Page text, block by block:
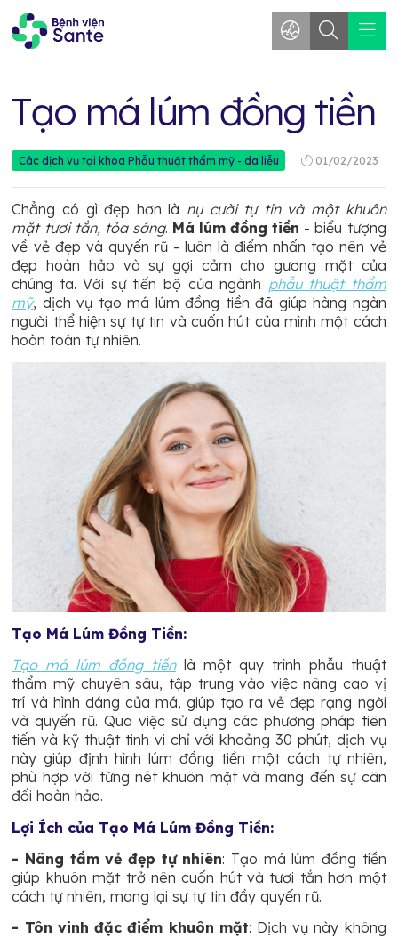
Tạo má lúm đồng tiền
Các dịch vụ tại khoa Phẫu thuật thẩm mỹ - da liễu 01/02/2023
Chẳng có gì đẹp hơn là nụ cười tự tin và một khuôn
mặt tươi tắn, tỏa sáng. Má lúm đồng tiền - biểu tượng
về vẻ đẹp và quyến rũ - luôn là điểm nhấn tạo nên vẻ
đẹp hoàn hảo và sự gợi cảm cho gương mặt của
chúng ta. Với sự tiến bộ của ngành phẫu thuật thẩm
mỹ, dịch vụ tạo má lúm đồng tiền đã giúp hàng ngàn
người thể hiện sự tự tin và cuốn hút của mình một cách
hoàn toàn tự nhiên.
Tạo Má Lúm Đồng Tiền:
Tạo má lúm đồng tiềnlà một quy trình phẫu thuật
thẩm mỹ chuyên sâu, tập trung vào việc nâng cao vị
trí và hình dáng của má, giúp tạo ra vẻ đẹp rạng ngời
và quyến rũ. Qua việc sử dụng các phương pháp tiên
tiến và kỹ thuật tinh vi chỉ với khoảng 30 phút, dịch vụ
này giúp định hình lúm đồng tiền một cách tự nhiên,
phù hợp với từng nét khuôn mặt và mang đến sự cân
đối hoàn hảo.
Lợi Ích của Tạo Má Lúm Đồng Tiền:
- Nâng tầm vẻ đẹp tự nhiên: Tạo má lúm đồng tiền
giúp khuôn mặt trở nên cuốn hút và tươi tắn hơn một
cách tự nhiên, mang lại sự tự tin đầy quyến rũ.
- Tôn vinh đặc điểm khuôn mặt: Dịch vụ này không